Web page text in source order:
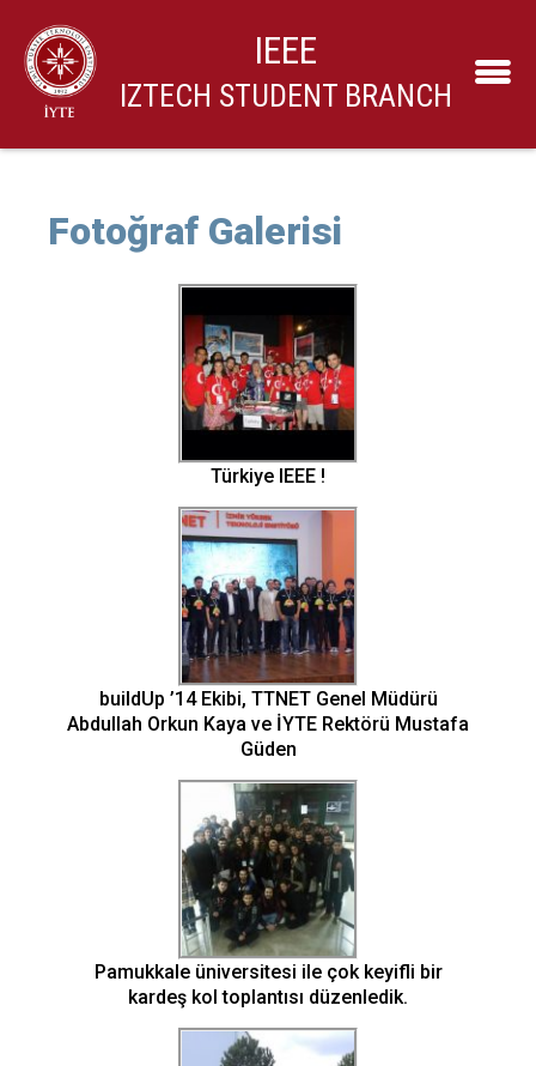
IEEE
IZTECH STUDENT BRANCH
Fotoğraf Galerisi
Türkiye IEEE !
buildUp ’14 Ekibi, TTNET Genel Müdürü
Abdullah Orkun Kaya ve İYTE Rektörü Mustafa
Güden
Pamukkale üniversitesi ile çok keyifli bir
kardeş kol toplantısı düzenledik.